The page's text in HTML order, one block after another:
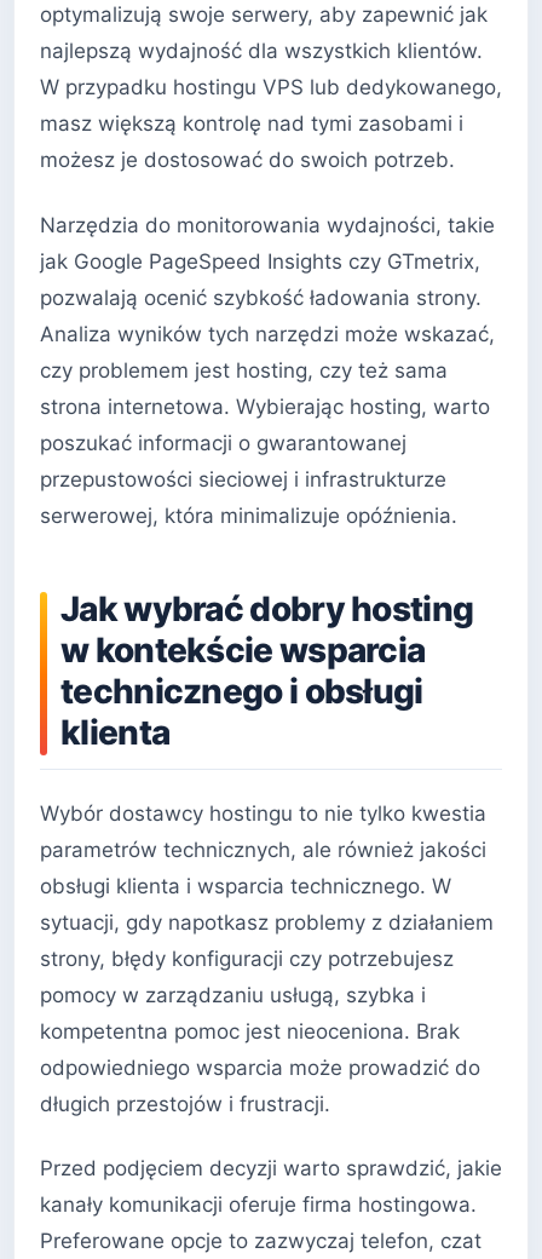
optymalizują swoje serwery, aby zapewnić jak
najlepszą wydajność dla wszystkich klientów.
W przypadku hostingu VPS lub dedykowanego,
masz większą kontrolę nad tymi zasobami i
możesz je dostosować do swoich potrzeb.
Narzędzia do monitorowania wydajności, takie
jak Google PageSpeed Insights czy GTmetrix,
pozwalają ocenić szybkość ładowania strony.
Analiza wyników tych narzędzi może wskazać,
czy problemem jest hosting, czy też sama
strona internetowa. Wybierając hosting, warto
poszukać informacji o gwarantowanej
przepustowości sieciowej i infrastrukturze
serwerowej, która minimalizuje opóźnienia.
Jak wybrać dobry hosting
w kontekście wsparcia
technicznego i obsługi
klienta
Wybór dostawcy hostingu to nie tylko kwestia
parametrów technicznych, ale również jakości
obsługi klienta i wsparcia technicznego. W
sytuacji, gdy napotkasz problemy z działaniem
strony, błędy konfiguracji czy potrzebujesz
pomocy w zarządzaniu usługą, szybka i
kompetentna pomoc jest nieoceniona. Brak
odpowiedniego wsparcia może prowadzić do
długich przestojów i frustracji.
Przed podjęciem decyzji warto sprawdzić, jakie
kanały komunikacji oferuje firma hostingowa.
Preferowane opcje to zazwyczaj telefon, czat